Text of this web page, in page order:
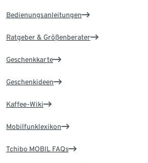
Bedienungsanleitungen
Ratgeber & Größenberater
Geschenkkarte
Geschenkideen
Kaffee-Wiki
Mobilfunklexikon
Tchibo MOBIL FAQs